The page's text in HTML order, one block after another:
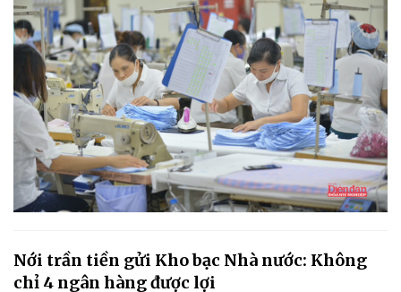
Nới trần tiền gửi Kho bạc Nhà nước: Không
chỉ 4 ngân hàng được lợi